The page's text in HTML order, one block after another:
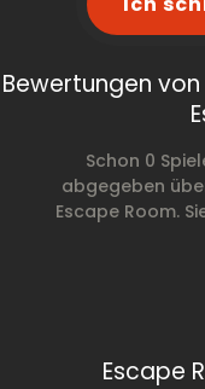
Bewertungen
Schon 0
abgegeben
Escape Room.
Escape